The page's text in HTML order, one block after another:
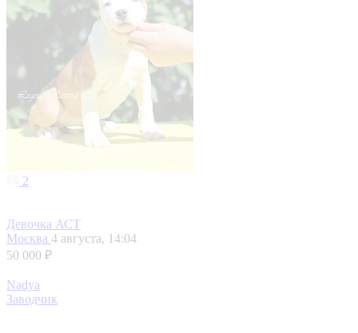
2
Девочка АСТ
Москва 4 августа, 14:04
50 000 ₽
Nadya
Заводчик